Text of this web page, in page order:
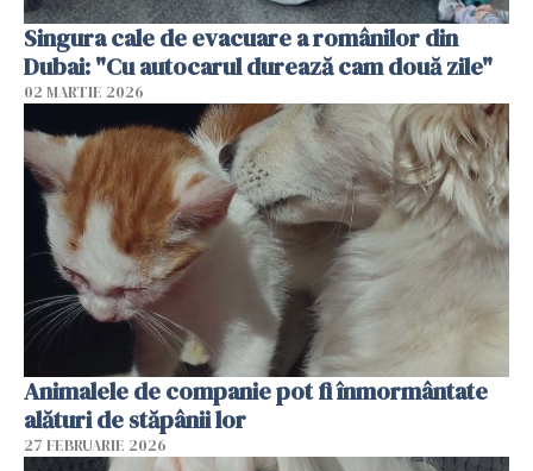
Singura cale de evacuare a românilor din
Dubai: "Cu autocarul durează cam două zile"
02 MARTIE 2026
Animalele de companie pot fi înmormântate
alături de stăpânii lor
27 FEBRUARIE 2026